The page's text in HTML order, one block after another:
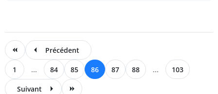
Précédent
1 ... 84 85 86 87 88 ... 103
Suivant